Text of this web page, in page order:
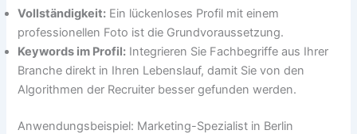
Vollständigkeit: Ein lückenloses Profil mit einem
professionellen Foto ist die Grundvoraussetzung.
Keywords im Profil: Integrieren Sie Fachbegriffe aus Ihrer
Branche direkt in Ihren Lebenslauf, damit Sie von den
Algorithmen der Recruiter besser gefunden werden.
Anwendungsbeispiel: Marketing-Spezialist in Berlin